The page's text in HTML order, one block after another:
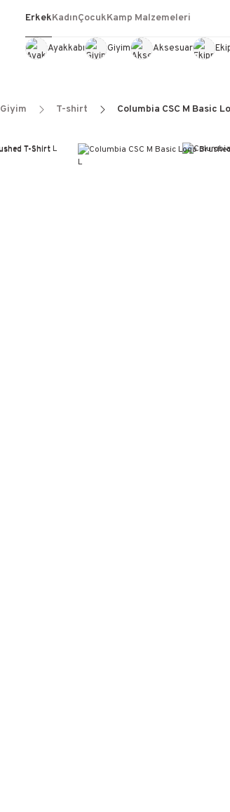
Erkek
Ayakkabı Giyim Aksesuar
KadınÇocukKamp Malzemeleri
Giyim T-shirt Columbia CSC M Basic